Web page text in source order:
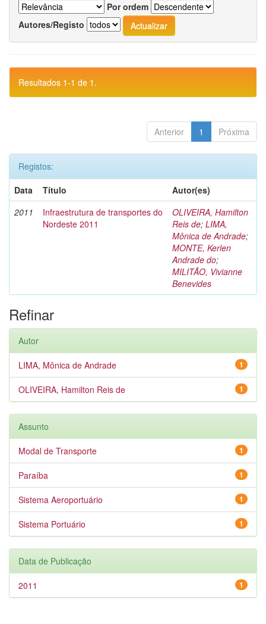
Por ordem
Autores/Registo
Resultados 1-1 de 1.
Anterior 1 Próxima
Registos:
Data
Título
Autor(es)
2011
Infraestrutura de transportes do
Nordeste 2011
OLIVEIRA, Hamilton
Reis de; LIMA,
Mônica de Andrade;
MONTE, Kerlen
Andrade do;
MILITÃO, Vivianne
Benevides
Refinar
Autor
1
LIMA, Mônica de Andrade
1
OLIVEIRA, Hamilton Reis de
Assunto
1
Modal de Transporte
1
Paraíba
1
Sistema Aeroportuário
1
Sistema Portuário
Data de Publicação
1
2011